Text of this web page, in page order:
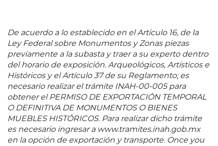
como artista despegó. Inmersa en la vida intelectual,
se inscribió a la Grande Chaumière, viajó por Europa
y se involucró con el movimiento artístico
dominante de la posguerra: el abstraccionismo. El
trabajo de Loló Soldevilla exploró la geometría en
diversos medios; pintura, escultura, collage y
relieves. Su producción siguió los principios del
concretismo: simplicidad y reducción de elementos
a superficies y color, usando el círculo como forma
dominante e introduciendo un sentido de ritmo y
movimiento en sus composiciones. Cuando decidió
De acuerdo a lo establecido en el Artículo 16, de la
Ley Federal sobre Monumentos y Zonas piezas
previamente a la subasta y traer a su experto dentro
del horario de exposición. Arqueológicos, Artísticos e
Históricos y el Artículo 37 de su Reglamento; es
necesario realizar el trámite INAH-00-005 para
obtener el PERMISO DE EXPORTACIÓN TEMPORAL
O DEFINITIVA DE MONUMENTOS O BIENES
MUEBLES HISTÓRICOS. Para realizar dicho trámite
es necesario ingresar a www.tramites.inah.gob.mx
en la opción de exportación y transporte. Once you